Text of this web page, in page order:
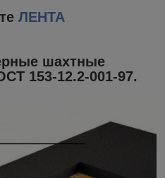
ЛЕНТА
шахтные
153-12.2-001-97.